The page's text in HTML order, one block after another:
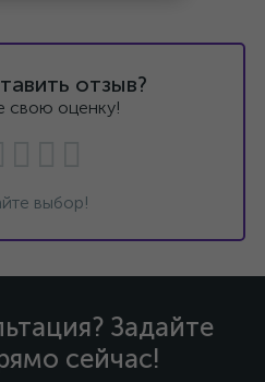
отзыв?
свою оценку!
выбор!
Задайте
сейчас!